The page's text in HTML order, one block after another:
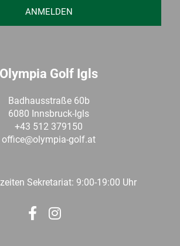
Olympia Golf Igls
Badhausstraße 60b
6080 Innsbruck-Igls
+43 512 379150
office@olympia-golf.at
Sekretariat: 9:00-19:00 Uhr
ANMELDEN